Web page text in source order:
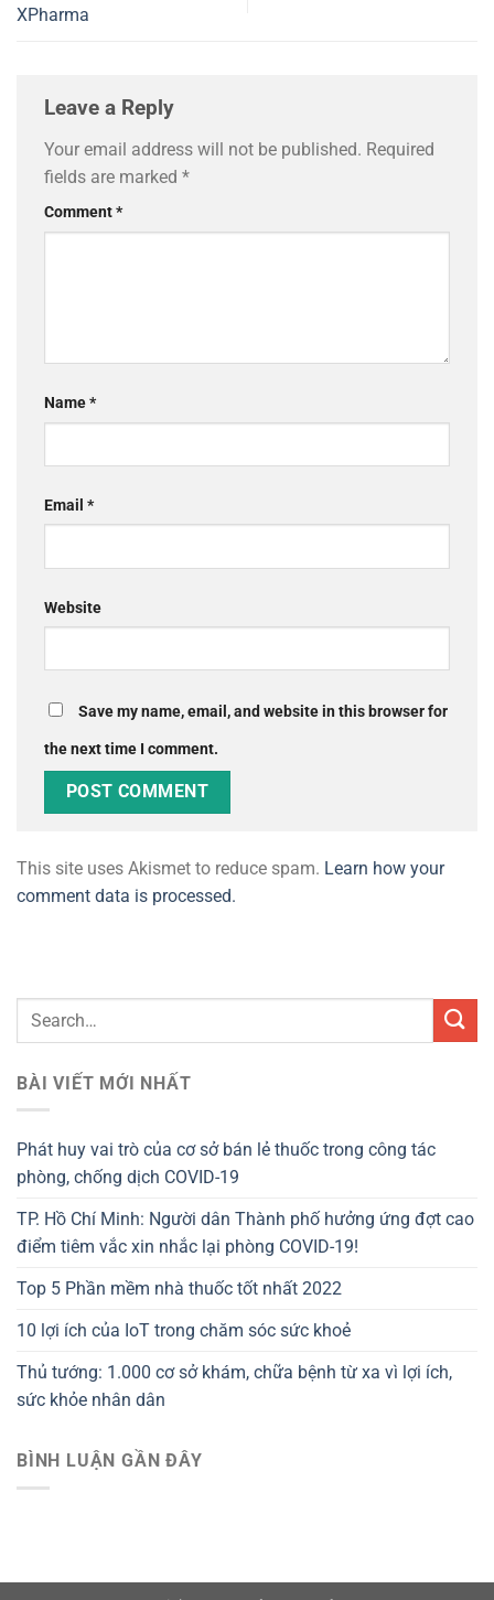
XPharma
Leave a Reply
Your email address will not be published. Required
fields are marked *
Comment*
Name*
Email *
Website
Save my name, email, and website in this browser for
the next time I comment.
This site uses Akismet to reduce spam. Learn how your
comment data is processed.
BÀI VIẾT MỚI NHẤT
Phát huy vai trò của cơ sở bán lẻ thuốc trong công tác
phòng, chống dịch COVID-19
TP. Hồ Chí Minh: Người dân Thành phố hưởng ứng đợt cao
điểm tiêm vắc xin nhắc lại phòng COVID-19!
Top 5 Phần mềm nhà thuốc tốt nhất 2022
10 lợi ích của IoT trong chăm sóc sức khoẻ
Thủ tướng: 1.000 cơ sở khám, chữa bệnh từ xa vì lợi ích,
sức khỏe nhân dân
BÌNH LUẬN GẦN ĐÂY